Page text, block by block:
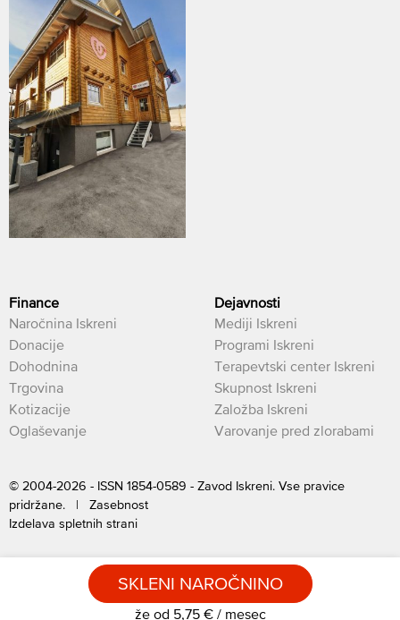
Finance
Naročnina Iskreni
Donacije
Dohodnina
Trgovina
Kotizacije
Oglaševanje
Dejavnosti
Mediji Iskreni
Programi Iskreni
Terapevtski center Iskreni
Skupnost Iskreni
Založba Iskreni
Varovanje pred zlorabami
© 2004-2026 - ISSN 1854-0589 - Zavod Iskreni. Vse pravice
pridržane. | Zasebnost
Izdelava spletnih strani
SKLENI NAROČNINO
že od 5,75 € / mesec